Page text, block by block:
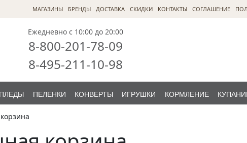
МАГАЗИНЫ БРЕНДЫ ДОСТАВКА СКИДКИ КОНТАКТЫ CОГЛАШЕНИЕ
Ежедневно с 10:00 до 20:00
8-800-201-78-09
8-495-211-10-98
ПЛЕДЫ ПЕЛЕНКИ КОНВЕРТЫ ИГРУШКИ КОРМЛЕНИЕ